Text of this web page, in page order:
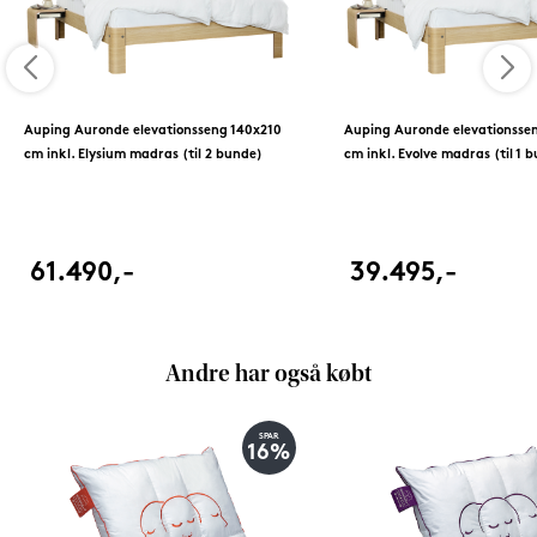
Auping Auronde elevationsseng 140x210
cm inkl. Elysium madras (til 2 bunde)
61.490,-
Auping Auronde
cm inkl. Evolve madras (til 1
39.495,-
Andre har også købt
SPAR
16%